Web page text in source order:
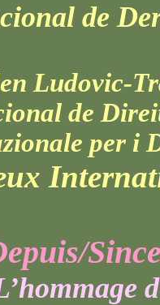
de
Ludovic-
de
per i